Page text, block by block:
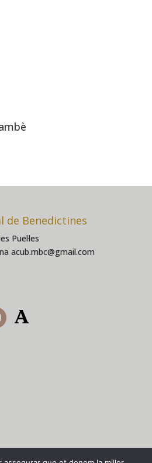
de Benedictines
Puel·les
acub.mbc@gmail.com